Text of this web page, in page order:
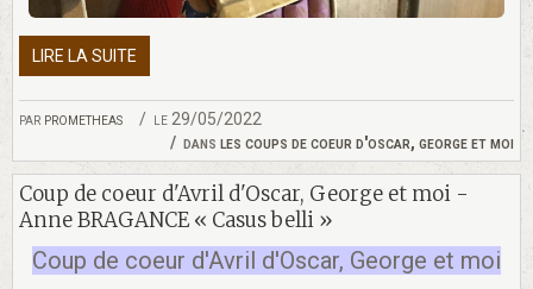
par prometheas
le 29/05/2022
dans les coups de coeur d'oscar, george et moi
LIRE LA SUITE
Coup de coeur d'Avril d'Oscar, George et moi -
Anne BRAGANCE « Casus belli »
Coup de coeur d'Avril d'Oscar, George et moi